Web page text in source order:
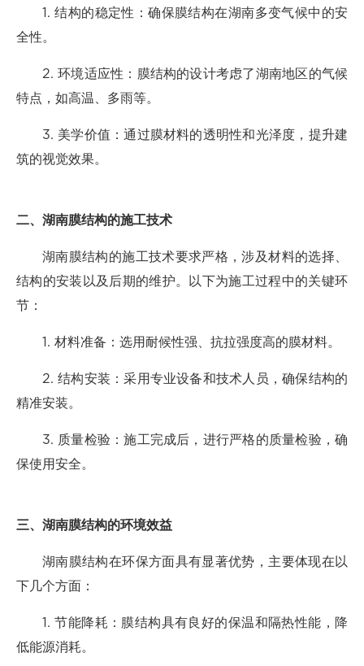
1. 结构的稳定性：确保膜结构在湖南多变气候中的安
全性。
2. 环境适应性：膜结构的设计考虑了湖南地区的气候
特点，如高温、多雨等。
3. 美学价值：通过膜材料的透明性和光泽度，提升建
筑的视觉效果。
二、湖南膜结构的施工技术
湖南膜结构的施工技术要求严格，涉及材料的选择、
结构的安装以及后期的维护。以下为施工过程中的关键环
节：
1. 材料准备：选用耐候性强、抗拉强度高的膜材料。
2. 结构安装：采用专业设备和技术人员，确保结构的
精准安装。
3. 质量检验：施工完成后，进行严格的质量检验，确
保使用安全。
三、湖南膜结构的环境效益
湖南膜结构在环保方面具有显著优势，主要体现在以
下几个方面：
1. 节能降耗：膜结构具有良好的保温和隔热性能，降
低能源消耗。